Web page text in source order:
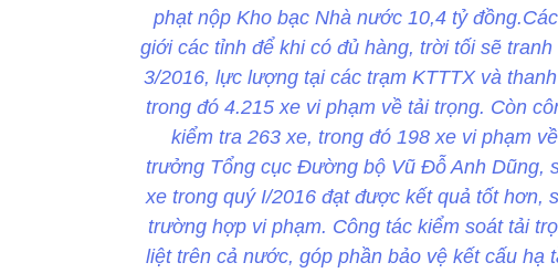
phạt nộp Kho bạc Nhà nước 10,4 tỷ
giới các tỉnh để khi có đủ hàng, trời tối sẽ
3/2016, lực lượng tại các trạm KTTTX và
trong đó 4.215 xe vi phạm về tải trọng. Còn
kiểm tra 263 xe, trong đó 198 xe vi phạm
trưởng Tổng cục Đường bộ Vũ Đỗ Anh Dũng,
xe trong quý I/2016 đạt được kết quả tốt hơn,
trường hợp vi phạm. Công tác kiểm soát tải
liệt trên cả nước, góp phần bảo vệ kết cấu